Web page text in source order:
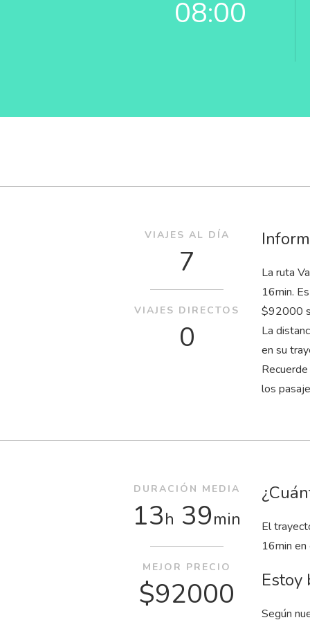
08:00
La ruta
16min.
$92000
La
en su
los
VIAJES AL DÍA
7
VIAJES DIRECTOS
0
El
16min en
Estoy
Según
DURACIÓN MEDIA
13h 39min
MEJOR PRECIO
$92000